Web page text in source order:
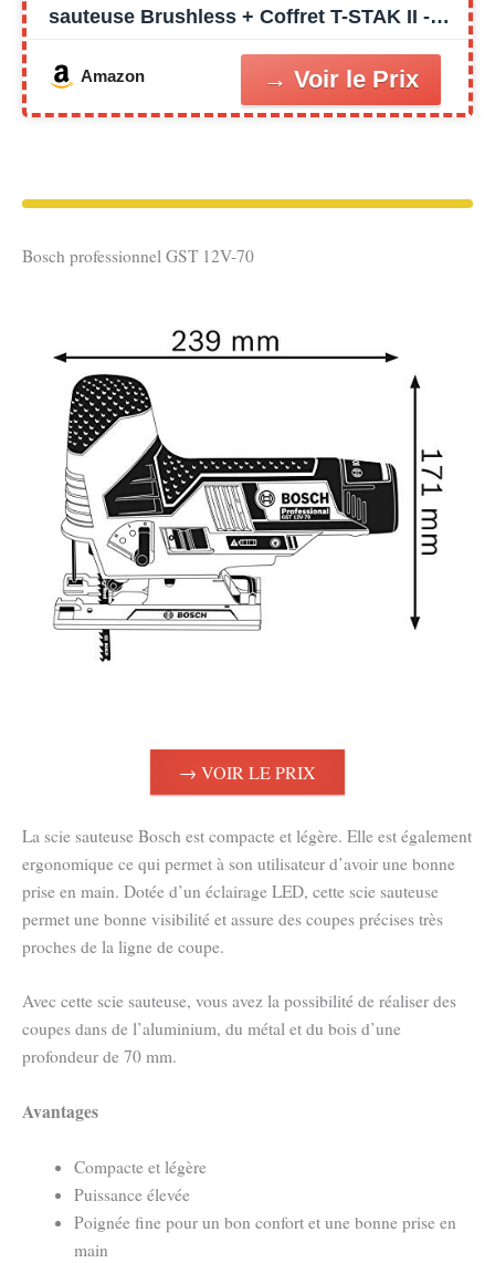
sauteuse Brushless + Coffret T-STAK II -
Amazon
Bosch professionnel GST 12V-70
→ VOIR LE PRIX
La scie sauteuse Bosch est compacte et légère. Elle est également
ergonomique ce qui permet à son utilisateur d’avoir une bonne
prise en main. Dotée d’un éclairage LED, cette scie sauteuse
permet une bonne visibilité et assure des coupes précises très
proches de la ligne de coupe.
Avec cette scie sauteuse, vous avez la possibilité de réaliser des
coupes dans de l’aluminium, du métal et du bois d’une
profondeur de 70 mm.
Avantages
Compacte et légère
Puissance élevée
Poignée fine pour un bon confort et une bonne prise en
main